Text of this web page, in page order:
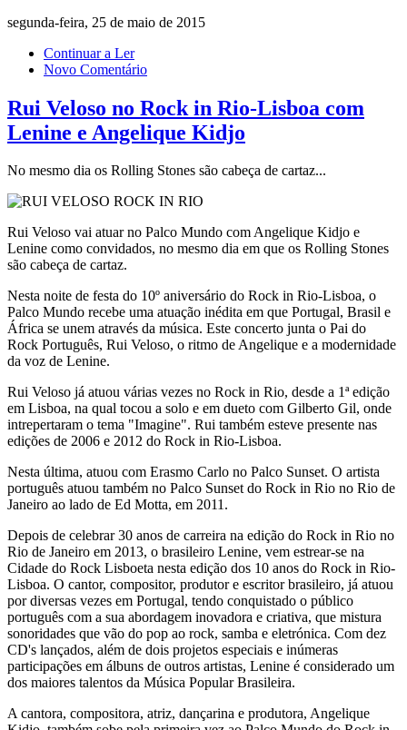
segunda-feira, 25 de maio de 2015
Continuar a Ler
Novo Comentário
Rui Veloso no Rock in Rio-Lisboa com
Lenine e Angelique Kidjo
No mesmo dia os Rolling Stones são cabeça de cartaz...
Rui Veloso vai atuar no Palco Mundo com Angelique Kidjo e
Lenine como convidados, no mesmo dia em que os Rolling Stones
são cabeça de cartaz.
Nesta noite de festa do 10º aniversário do Rock in Rio-Lisboa, o
Palco Mundo recebe uma atuação inédita em que Portugal, Brasil e
África se unem através da música. Este concerto junta o Pai do
Rock Português, Rui Veloso, o ritmo de Angelique e a modernidade
da voz de Lenine.
Rui Veloso já atuou várias vezes no Rock in Rio, desde a 1ª edição
em Lisboa, na qual tocou a solo e em dueto com Gilberto Gil, onde
intrepertaram o tema "Imagine". Rui também esteve presente nas
edições de 2006 e 2012 do Rock in Rio-Lisboa.
Nesta última, atuou com Erasmo Carlo no Palco Sunset. O artista
português atuou também no Palco Sunset do Rock in Rio no Rio de
Janeiro ao lado de Ed Motta, em 2011.
Depois de celebrar 30 anos de carreira na edição do Rock in Rio no
Rio de Janeiro em 2013, o brasileiro Lenine, vem estrear-se na
Cidade do Rock Lisboeta nesta edição dos 10 anos do Rock in Rio-
Lisboa. O cantor, compositor, produtor e escritor brasileiro, já atuou
por diversas vezes em Portugal, tendo conquistado o público
português com a sua abordagem inovadora e criativa, que mistura
sonoridades que vão do pop ao rock, samba e eletrónica. Com dez
CD's lançados, além de dois projetos especiais e inúmeras
participações em álbuns de outros artistas, Lenine é considerado um
dos maiores talentos da Música Popular Brasileira.
A cantora, compositora, atriz, dançarina e produtora, Angelique